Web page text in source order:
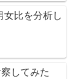
女比を分析し
してみた